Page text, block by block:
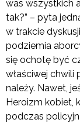
was wszystkich
tak?” – pyta
w trakcie
podziemia
się ochotę być
właściwej chwili
należy. Nawet,
Heroizm kobiet,
podczas